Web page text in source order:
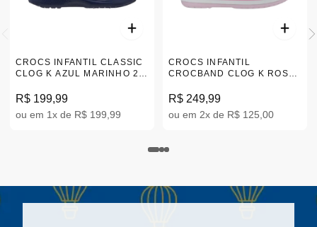
CROCS INFANTIL CLASSIC
CLOG K AZUL MARINHO 29-
R$ 199,99
ou em 1x de R$ 199,99
CROCS INFANTIL
CROCBAND CLOG K ROSA
R$ 249,99
ou em 2x de R$ 125,00